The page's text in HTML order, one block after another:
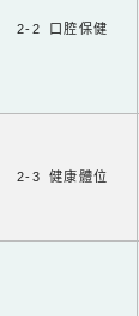
2-2 口腔保健
2-3 健康體位